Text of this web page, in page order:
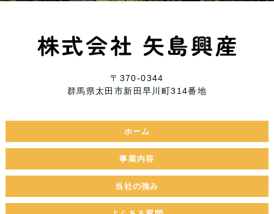
〒370-0344
群馬県太田市新田早川町314番地
ホーム
事業内容
当社の強み